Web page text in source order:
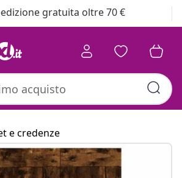
gratuita oltre 70 €
e credenze